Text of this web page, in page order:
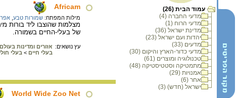
עמוד הבית (26)
מדעי החברה (4)
מדעי הרוח (1)
מדינת ישראל (36)
יהדות ועם ישראל (23)
מדעים (33)
מדעי כדור-הארץ והיקום (30)
טכנולוגיה ומוצרים (61)
מתמטיקה וסטטיסטיקה (48)
אמנויות (29)
אחר (6)
ישראל (חדש) (3)
Africam
מילות המפתח: שמורות טבע
מצלמות שהוצבו ליד בורות
של בעלי-החיים בשמורה.
עץ נושאים: אזורים ומדינות בעולם
בעלי חיים > בעלי
World Wide Zoo Net